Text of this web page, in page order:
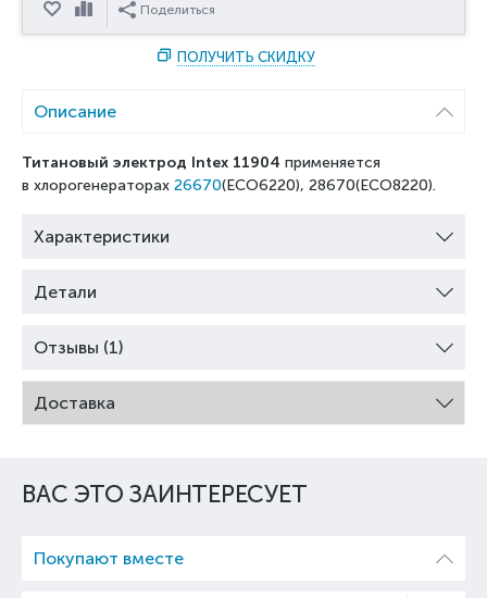
ОтложитьСравнитьПоделиться
ПОЛУЧИТЬ СКИДКУ
Описание
Титановый электрод Intex 11904 применяется
в хлорогенераторах 26670(ECO6220), 28670(ECO8220).
Характеристики
Детали
Отзывы (1)
Доставка
ВАС ЭТО ЗАИНТЕРЕСУЕТ
Покупают вместе